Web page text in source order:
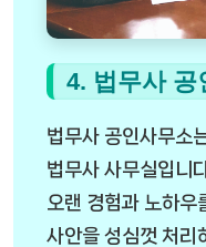
4. 법무사 공
법무사 공인사무소
법무사 사무실입니
오랜 경험과 노하우
사안을 성심껏 처리